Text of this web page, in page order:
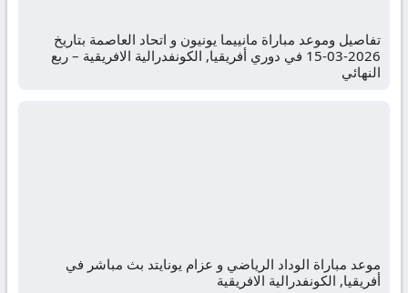
تفاصيل وموعد مباراة مانييما يونيون و اتحاد العاصمة بتاريخ
2026-03-15 في دوري أفريقيا, الكونفدرالية الافريقية – ربع
النهائي
موعد مباراة الوداد الرياضي و عزام يونايتد بث مباشر في
أفريقيا, الكونفدرالية الافريقية